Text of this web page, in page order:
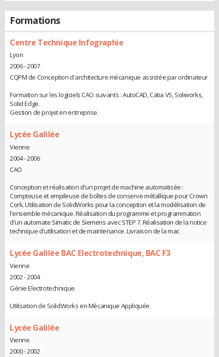
Formations
Centre Technique Infographie
Lyon
2006 - 2007
CQPM de Conception d'architecture mécanique assistée par ordinateur
Formation sur les logiciels CAO suivants : AutoCAD, Catia V5, Soliworks,
Solid Edge.
Gestion de projet en entreprise.
Lycée Galilée
Vienne
2004 - 2006
CAO
Conception et réalisation d'un projet de machine automatisée :
Compteuse et empileuse de boîtes de conserve métallique pour Crown
Cork. Utilisation de SolidWorks pour la conception et la modélisation de
l'ensemble mécanique. Réalisation du programme et programmation
d'un automate Simatic de Siemens avec STEP 7. Réalisation de la notice
technique d'utilisation et de maintenance. Livraison de la mac
Lycée Galilée BAC Electrotechnique, BAC F3
Vienne
2002 - 2004
Génie Electrotechnique
Utilisation de SolidWorks en Mécanique Appliquée.
Lycée Galilée
Vienne
2000 - 2002